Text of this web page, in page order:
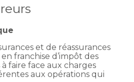
et de réassurances
franchise d’impôt des
faire face aux charges
aux opérations qui